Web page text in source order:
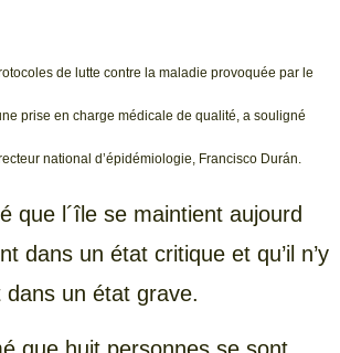
de lutte contre la maladie provoquée par le
prise en charge médicale de qualité, a souligné
national d’épidémiologie, Francisco Durán.
que l´île se maintient aujourd
dans un état critique et qu’il n’y
dans un état grave.